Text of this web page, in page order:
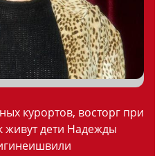
курортов, восторг при
живут дети Надежды